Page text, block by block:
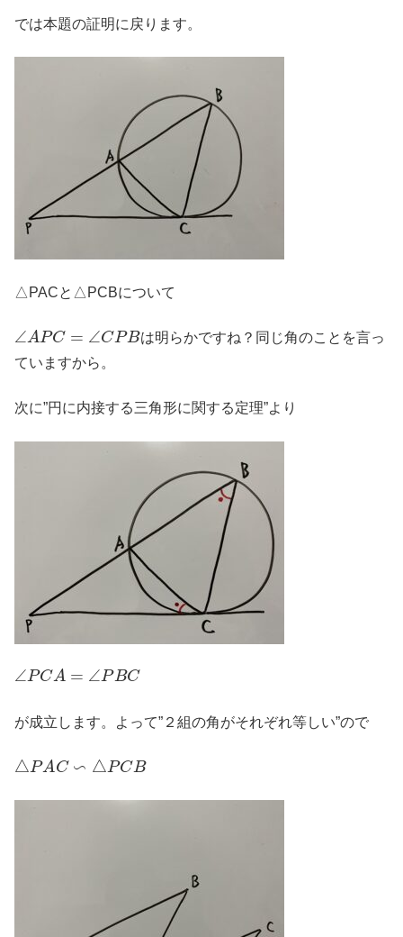
では本題の証明に戻ります。
△PACと△PCBについて
∠ A PC= C PB
は明らかですね？同じ角のことを言っ
ていますから。
次に”円に内接する三角形に関する定理”より
∠PC A PBC
が成立します。よって”２組の角がそれぞれ等しい”ので
△ P A C∽ P CB